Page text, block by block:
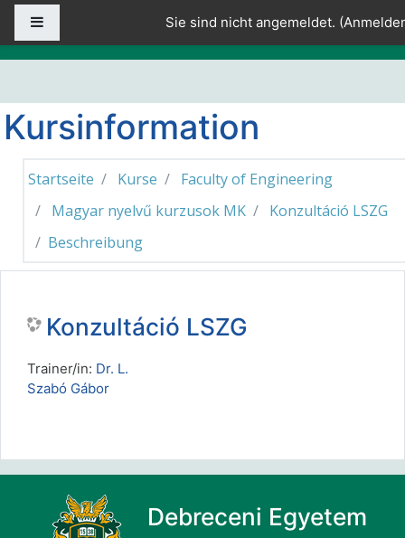
Zum Hauptinhalt
Sie sind nicht angemeldet. (
Kursinformation
Startseite Kurse
Faculty of Engineering
Magyar nyelvű kurzusok MK
Konzultáció LSZG
Beschreibung
Konzultáció LSZG
Trainer/in: Dr. L.
Szabó Gábor
Debreceni Egyetem